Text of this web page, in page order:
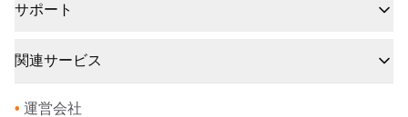
サポート
関連サービス
• 運営会社